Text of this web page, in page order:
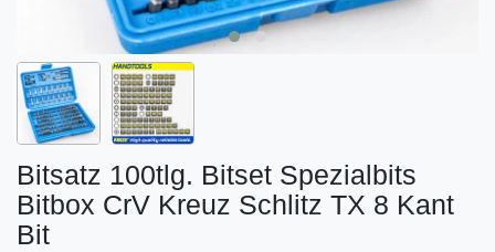
Bitsatz 100tlg. Bitset Spezialbits
Bitbox CrV Kreuz Schlitz TX 8 Kant
Bit